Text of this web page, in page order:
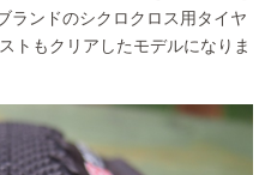
ランドのシクロクロス用タイヤ
トもクリアしたモデルになりま